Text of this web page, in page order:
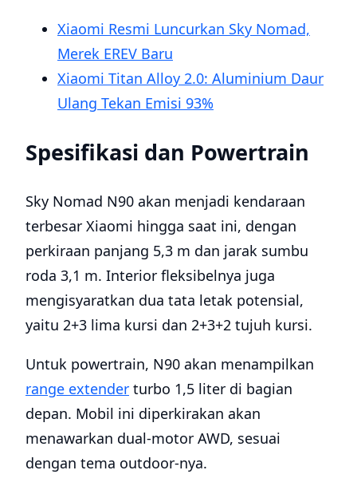
Xiaomi Resmi Luncurkan Sky Nomad,
Merek EREV Baru
Xiaomi Titan Alloy 2.0: Aluminium Daur
Ulang Tekan Emisi 93%
Spesifikasi dan Powertrain
Sky Nomad N90 akan menjadi kendaraan
terbesar Xiaomi hingga saat ini, dengan
perkiraan panjang 5,3 m dan jarak sumbu
roda 3,1 m. Interior fleksibelnya juga
mengisyaratkan dua tata letak potensial,
yaitu 2+3 lima kursi dan 2+3+2 tujuh kursi.
Untuk powertrain, N90 akan menampilkan
range extender turbo 1,5 liter di bagian
depan. Mobil ini diperkirakan akan
menawarkan dual-motor AWD, sesuai
dengan tema outdoor-nya.